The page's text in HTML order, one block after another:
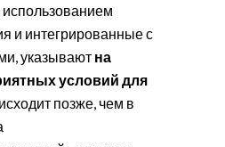
использованием
и интегрированные с
указывают на
условий для
позже, чем в